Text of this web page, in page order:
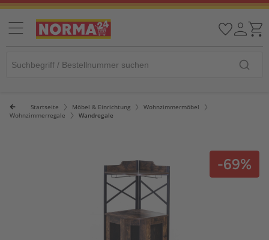
Startseite Möbel & Einrichtung
Wohnzimmermöbel
Wohnzimmerregale
Wandregale
-69%